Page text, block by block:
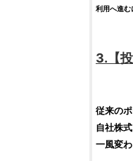
利用へ進む
3.【
従来の
自社株式
一風変